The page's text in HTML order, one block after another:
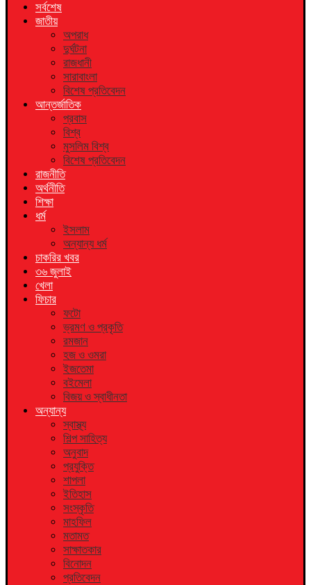
সর্বশেষ
জাতীয়
অপরাধ
দুর্ঘটনা
রাজধানী
সারাবাংলা
বিশেষ প্রতিবেদন
আন্তর্জাতিক
প্রবাস
বিশ্ব
মুসলিম বিশ্ব
বিশেষ প্রতিবেদন
রাজনীতি
অর্থনীতি
শিক্ষা
ধর্ম
ইসলাম
অন্যান্য ধর্ম
চাকরির খবর
৩৬ জুলাই
খেলা
ফিচার
ফটো
ভ্রমণ ও প্রকৃতি
রমজান
হজ ও ওমরা
ইজতেমা
বইমেলা
বিজয় ও স্বাধীনতা
অন্যান্য
স্বাস্থ্য
শিল্প সাহিত্য
অনুবাদ
প্রযুক্তি
শাপলা
ইতিহাস
সংস্কৃতি
মাহফিল
মতামত
সাক্ষাতকার
বিনোদন
প্রতিবেদন